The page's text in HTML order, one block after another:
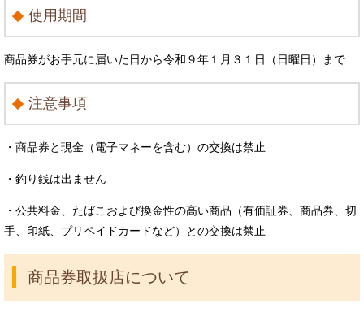
使用期間
商品券がお手元に届いた日から令和９年１月３１日（日曜日）まで
注意事項
・商品券と現金（電子マネーを含む）の交換は禁止
・釣り銭は出ません
・公共料金、たばこおよび換金性の高い商品（有価証券、商品券、切
手、印紙、プリペイドカードなど）との交換は禁止
商品券取扱店について